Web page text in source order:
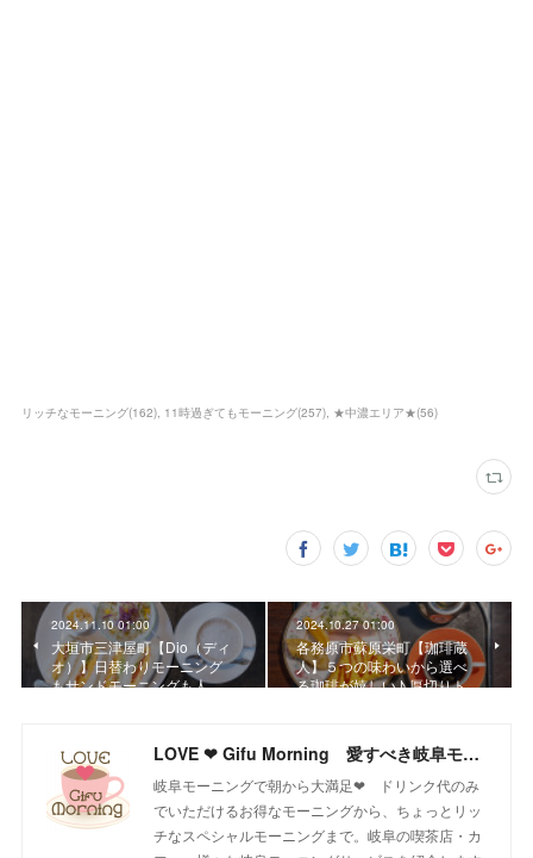
リッチなモーニング(162) 11時過ぎてもモーニング(257) ★中濃エリア★(56)
2024.11.10 01:00
大垣市三津屋町【Dio（ディ
オ）】日替わりモーニング
もサンドモーニングも人…
2024.10.27 01:00
各務原市蘇原栄町【珈琲蔵
人】５つの味わいから選べ
る珈琲が嬉しい♪ 厚切りト…
LOVE ❤ Gifu Morning 愛すべき岐阜モーニング♪
岐阜モーニングで朝から大満足❤ ドリンク代のみ
でいただけるお得なモーニングから、ちょっとリッ
チなスペシャルモーニングまで。岐阜の喫茶店・カ